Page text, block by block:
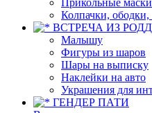
Прикольные
Колпачки,
ВСТРЕЧА ИЗ
Малышу
Фигуры из шаров
Шары на выписку
Наклейки на авто
Украшения для
ГЕНДЕР ПАТИ